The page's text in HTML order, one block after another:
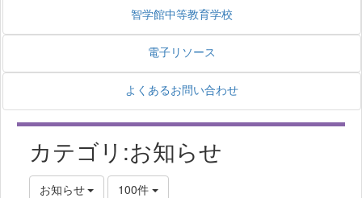
智学館中等教育学校
電子リソース
よくあるお問い合わせ
カテゴリ:お知らせ
お知らせ 100件